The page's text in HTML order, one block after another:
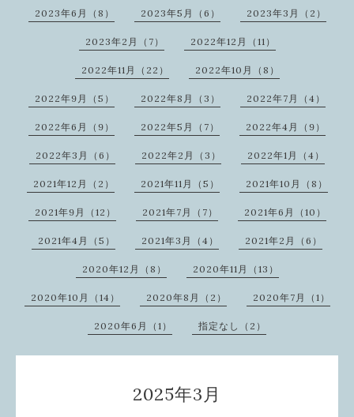
2023年6月（8） 2023年5月（6） 2023年3月（2）
2023年2月（7） 2022年12月（11）
2022年11月（22） 2022年10月（8）
2022年9月（5） 2022年8月（3） 2022年7月（4）
2022年6月（9） 2022年5月（7） 2022年4月（9）
2022年3月（6） 2022年2月（3） 2022年1月（4）
2021年12月（2） 2021年11月（5） 2021年10月（8）
2021年9月（12） 2021年7月（7） 2021年6月（10）
2021年4月（5） 2021年3月（4） 2021年2月（6）
2020年12月（8） 2020年11月（13）
2020年10月（14） 2020年8月（2） 2020年7月（1）
2020年6月（1） 指定なし（2）
2025年3月